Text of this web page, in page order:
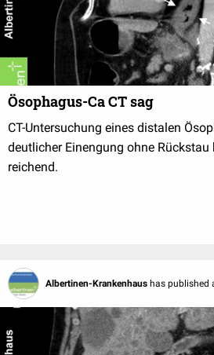
Ösophagus-Ca CT sag
CT-Untersuchung eines distalen
deutlicher Einengung ohne Rückstau
reichend.
Albertinen-Krankenhaus has published